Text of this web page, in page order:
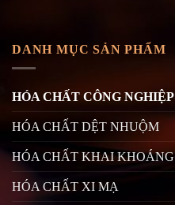
DANH MỤC SẢN PHẨM
HÓA CHẤT CÔNG NGHIỆP
HÓA CHẤT DỆT NHUỘM
HÓA CHẤT KHAI KHOÁNG
HÓA CHẤT XI MẠ